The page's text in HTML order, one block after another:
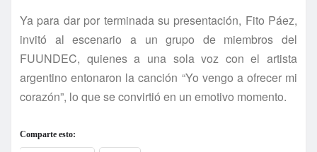
Ya para dar por terminada su presentación, Fito Páez,
invitó al escenario a un grupo de miembros del
FUUNDEC, quienes a una sola voz con el artista
argentino entonaron la canción “Yo vengo a ofrecer mi
corazón”, lo que se convirtió en un emotivo momento.
Comparte esto: